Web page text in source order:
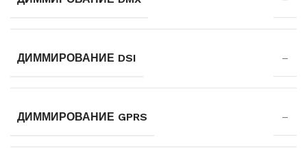
ДИММИРОВАНИЕ DSI –
ДИММИРОВАНИЕ GPRS –